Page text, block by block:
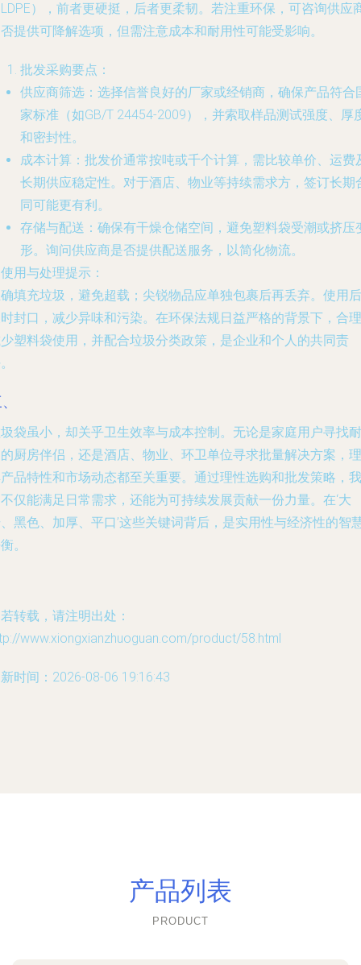
），前者更硬挺，后者更柔韧。若注重环保，可咨询供应
提供可降解选项，但需注意成本和耐用性可能受影响。
批发采购要点 ：
供应商筛选 ：选择信誉良好的厂家或经销商，确保产品符合
家标准（如GB/T 24454-2009），并索取样品测试强度、厚
和密封性。
成本计算 ：批发价通常按吨或千个计算，需比较单价、运费
长期供应稳定性。对于酒店、物业等持续需求方，签订长期
同可能更有利。
存储与配送 ：确保有干燥仓储空间，避免塑料袋受潮或挤压
形。询问供应商是否提供配送服务，以简化物流。
使用与处理提示 ：
填充垃圾，避免超载；尖锐物品应单独包裹后再丢弃。使用后
封口，减少异味和污染。在环保法规日益严格的背景下，合理
塑料袋使用，并配合垃圾分类政策，是企业和个人的共同责
袋虽小，却关乎卫生效率与成本控制。无论是家庭用户寻找耐
厨房伴侣，还是酒店、物业、环卫单位寻求批量解决方案，理
品特性和市场动态都至关重要。通过理性选购和批发策略，我
仅能满足日常需求，还能为可持续发展贡献一份力量。在‘大
黑色、加厚、平口’这些关键词背后，是实用性与经济性的智
。
转载，请注明出处：
www.xiongxianzhuoguan.com/product/58.html
时间：2026-08-06 19:16:43
产品列表
PRODUCT